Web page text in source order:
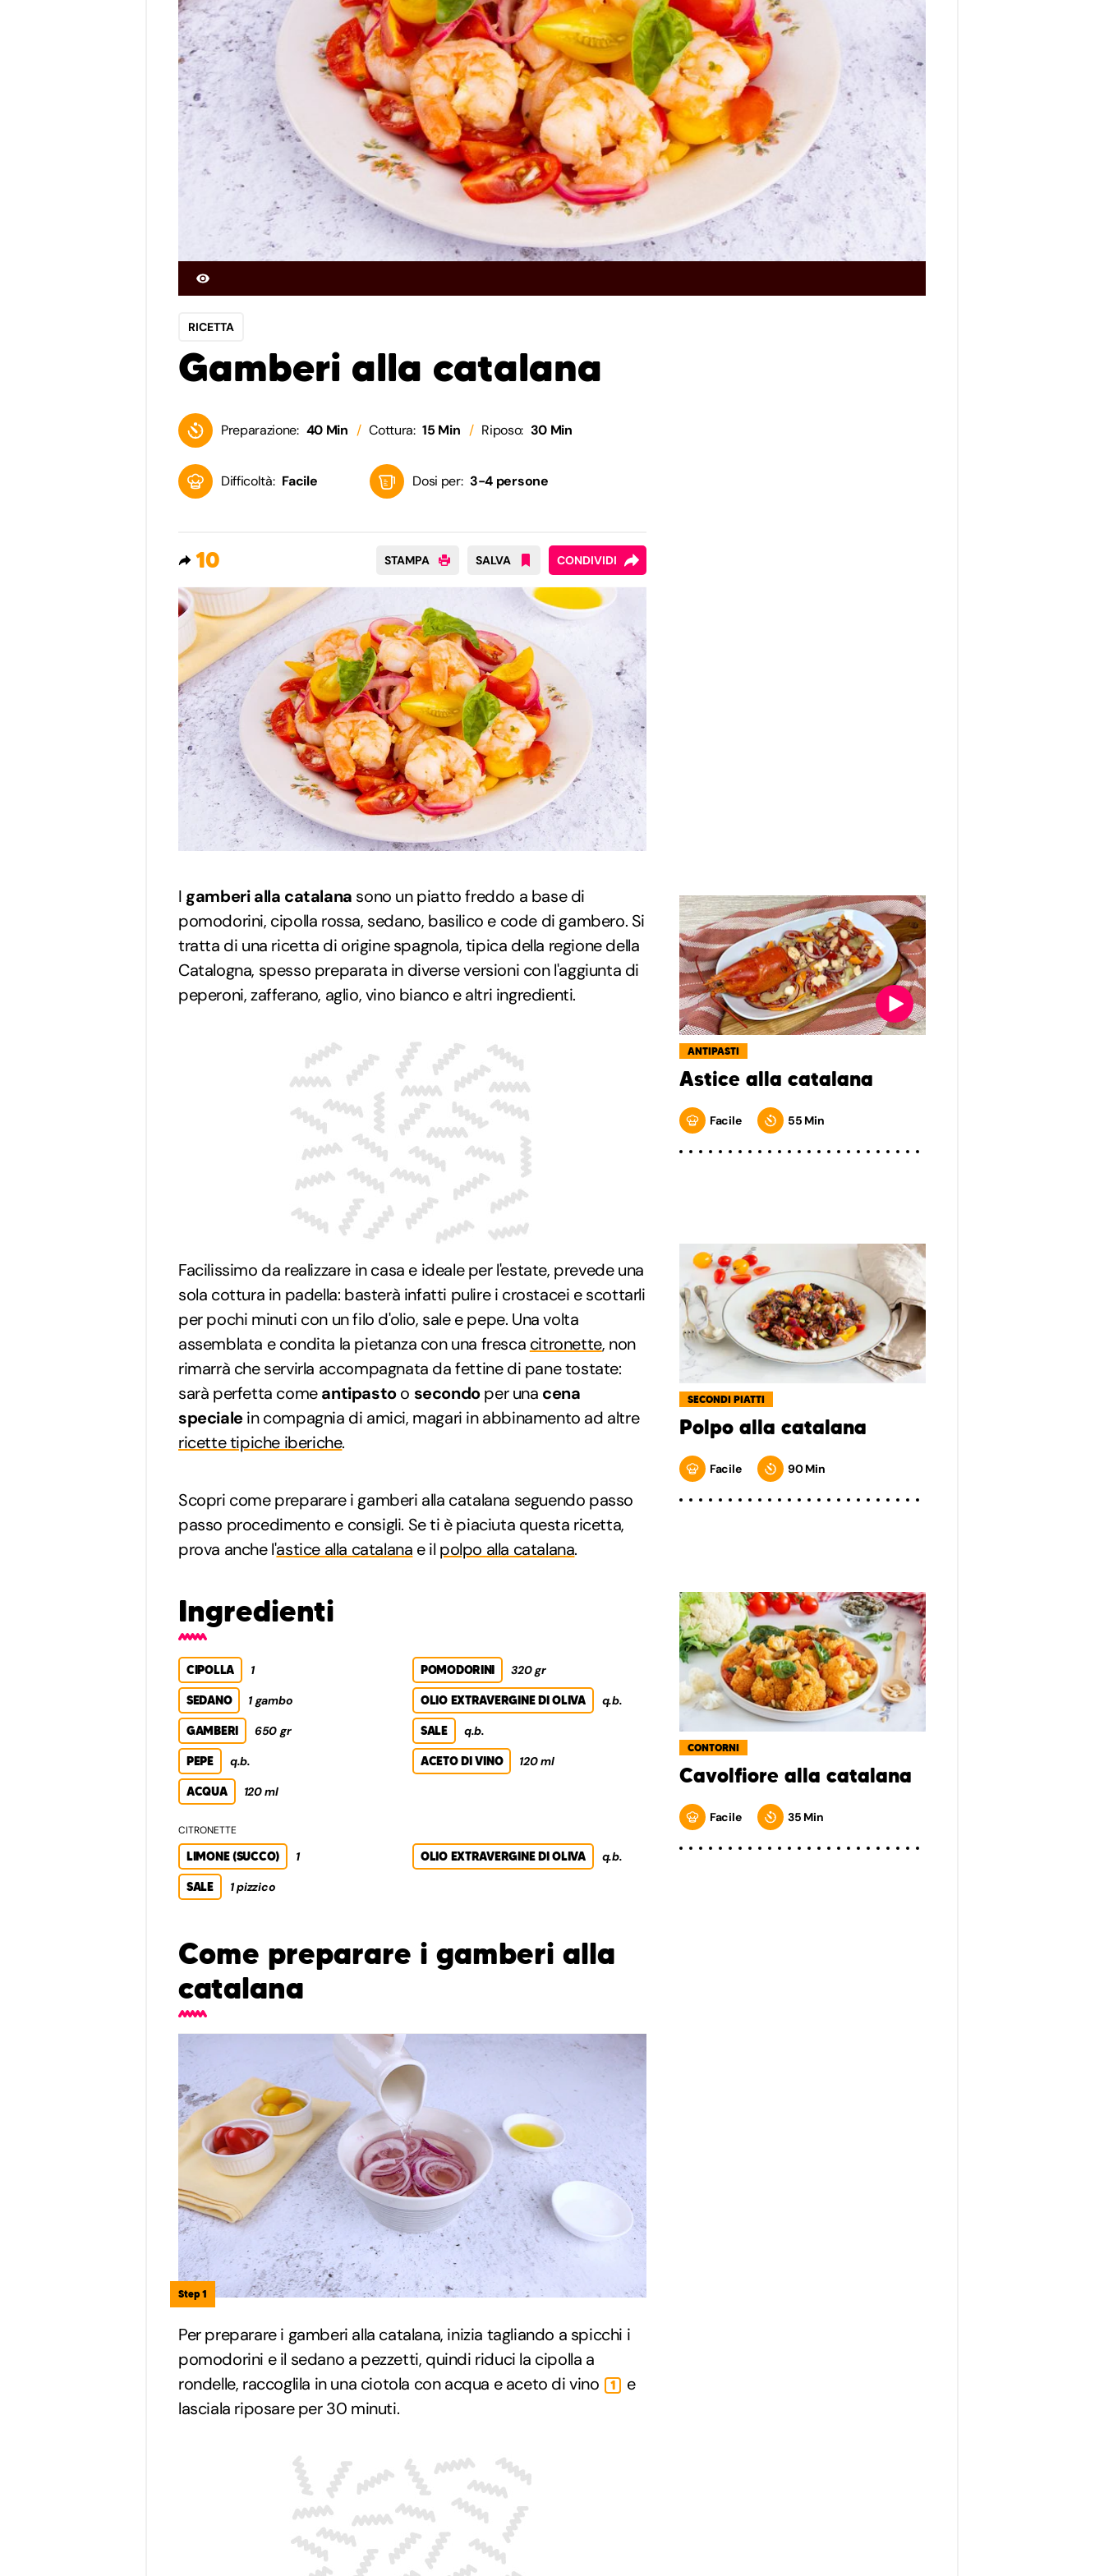
RICETTA
Gamberi alla catalana
Preparazione: 40 Min Cottura: 15 Min Riposo: 30 Min
Difficoltà: Facile Dosi per: 3-4 persone
10 STAMPA SALVA CONDIVIDI
I gamberi alla catalana sono un piatto freddo a base di
pomodorini, cipolla rossa, sedano, basilico e code di gambero. Si
tratta di una ricetta di origine spagnola, tipica della regione della
Catalogna, spesso preparata in diverse versioni con l'aggiunta di
peperoni, zafferano, aglio, vino bianco e altri ingredienti.
Facilissimo da realizzare in casa e ideale per l'estate, prevede una
sola cottura in padella: basterà infatti pulire i crostacei e scottarli
per pochi minuti con un filo d'olio, sale e pepe. Una volta
assemblata e condita la pietanza con una fresca citronette, non
rimarrà che servirla accompagnata da fettine di pane tostate:
sarà perfetta comeantipastoo secondoper una cena
specialein compagnia di amici, magari in abbinamento ad altre
ricette tipiche iberiche.
Scopri come preparare i gamberi alla catalana seguendo passo
passo procedimento e consigli. Se ti è piaciuta questa ricetta,
prova anche l'astice alla catalana e il polpo alla catalana.
Ingredienti
CIPOLLA 1 POMODORINI 320 gr
SEDANO 1 gambo OLIO EXTRAVERGINE DI OLIVA q.b.
GAMBERI 650 gr SALE q.b.
PEPE q.b. ACETO DI VINO 120 ml
ACQUA 120 ml
CITRONETTE
LIMONE (SUCCO) 1 OLIO EXTRAVERGINE DI OLIVA q.b.
SALE 1 pizzico
Come preparare i gamberi alla
catalana
Step 1
Per preparare i gamberi alla catalana, inizia tagliando a spicchi i
pomodorini e il sedano a pezzetti, quindi riduci la cipolla a
rondelle, raccoglila in una ciotola con acqua e aceto di vino
1
e
lasciala riposare per 30 minuti.
ANTIPASTI
Astice alla catalana
Facile 55 Min
SECONDI PIATTI
Polpo alla catalana
Facile 90 Min
CONTORNI
Cavolfiore alla catalana
Facile 35 Min